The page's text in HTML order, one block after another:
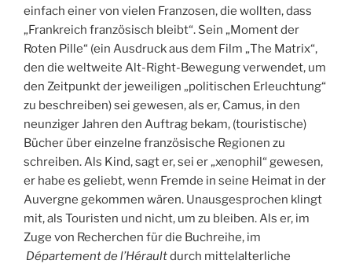
einfach einer von vielen Franzosen, die wollten, dass
„Frankreich französisch bleibt“. Sein „Moment der
Roten Pille“ (ein Ausdruck aus dem Film „The Matrix“,
den die weltweite Alt-Right-Bewegung verwendet, um
den Zeitpunkt der jeweiligen „politischen Erleuchtung“
zu beschreiben) sei gewesen, als er, Camus, in den
neunziger Jahren den Auftrag bekam, (touristische)
Bücher über einzelne französische Regionen zu
schreiben. Als Kind, sagt er, sei er „xenophil“ gewesen,
er habe es geliebt, wenn Fremde in seine Heimat in der
Auvergne gekommen wären. Unausgesprochen klingt
mit, als Touristen und nicht, um zu bleiben. Als er, im
Zuge von Recherchen für die Buchreihe, im
Département de l’Héraultdurch mittelalterliche